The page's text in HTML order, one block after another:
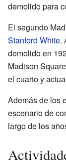
demolido para
El segundo
Stanford White.
demolido en
Madison
el cuarto y
Además de los
escenario de
largo de los